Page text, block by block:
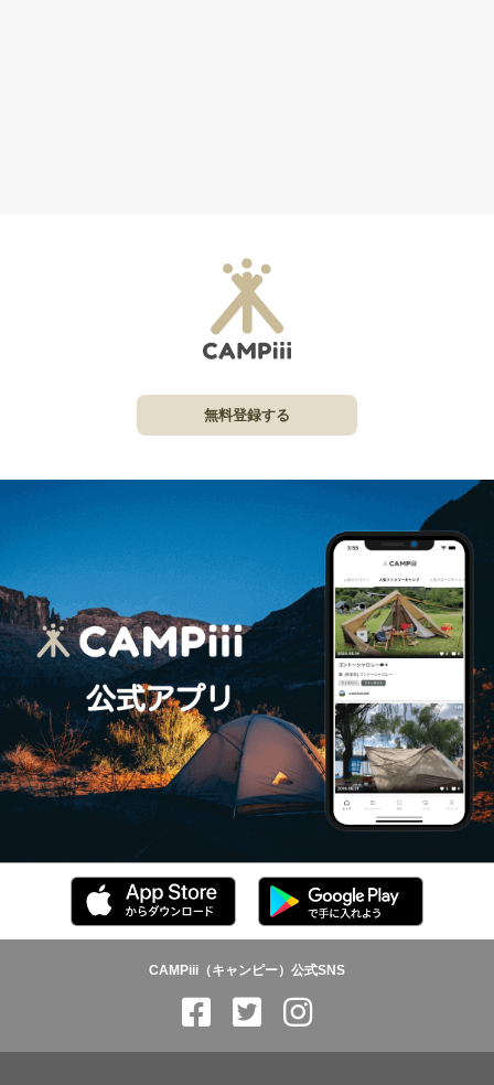
無料登録する
CAMPiii（キャンピー）公式SNS